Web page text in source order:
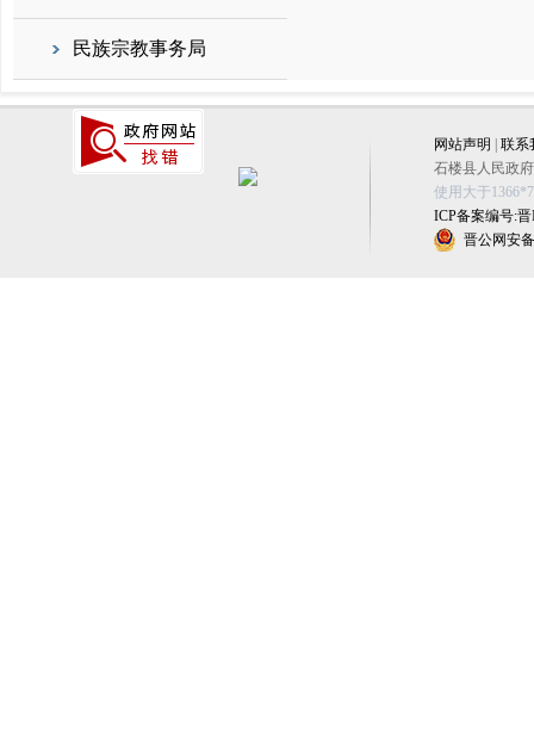
民族宗教事务局
网站声明
联系
石楼县人民政
使用大于
ICP备案编号:晋
晋公网安